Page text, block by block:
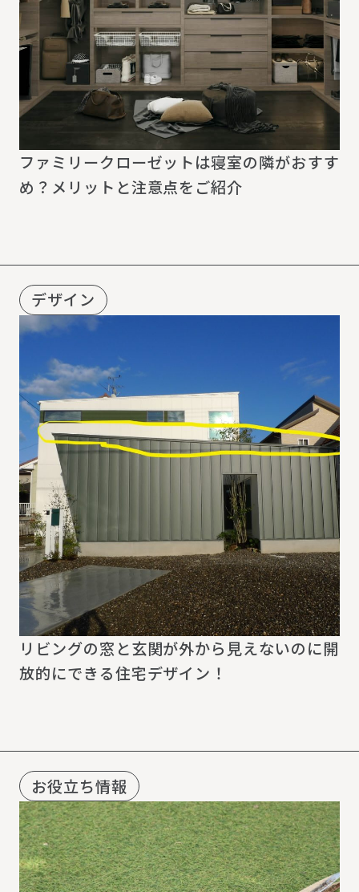
ファミリークローゼットは寝室の隣がおすす
め？メリットと注意点をご紹介
デザイン
リビングの窓と玄関が外から見えないのに開
放的にできる住宅デザイン！
お役立ち情報